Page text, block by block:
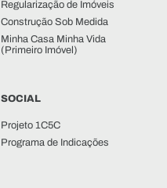
Regularização de Imóveis
Construção Sob Medida
Minha Casa Minha Vida
(Primeiro Imóvel)
SOCIAL
Projeto 1C5C
Programa de Indicações